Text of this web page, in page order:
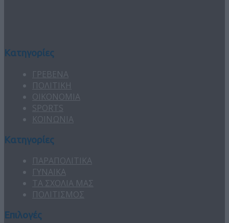
Κατηγορίες
ΓΡΕΒΕΝΑ
ΠΟΛΙΤΙΚΗ
ΟΙΚΟΝΟΜΙΑ
SPORTS
ΚΟΙΝΩΝΙΑ
Κατηγορίες
ΠΑΡΑΠΟΛΙΤΙΚΑ
ΓΥΝΑΙΚΑ
ΤΑ ΣΧΟΛΙΑ ΜΑΣ
ΠΟΛΙΤΙΣΜΟΣ
Επιλογές